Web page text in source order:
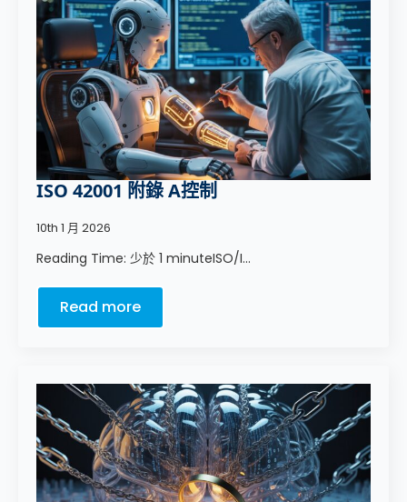
ISO 42001 附錄 A控制
10th 1 月 2026
Reading Time: 少於 1 minuteISO/I...
Read more